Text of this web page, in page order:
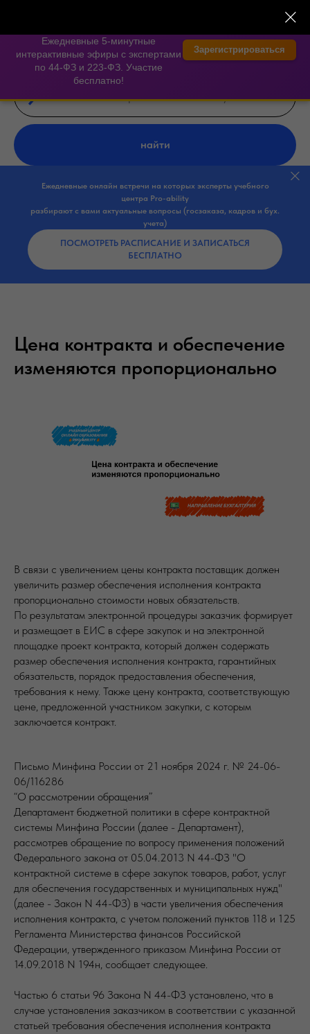
×
Ежедневные 5-минутные
интерактивные эфиры с экспертами
по 44-ФЗ и 223-ФЗ. Участие
бесплатно!
Зарегистрироваться
найти
Ежедневные онлайн встречи на которых эксперты учебного
центра Pro-ability
разбирают с вами актуальные вопросы (госзаказа, кадров и бух.
учета)
ПОСМОТРЕТЬ РАСПИСАНИЕ И ЗАПИСАТЬСЯ
БЕСПЛАТНО
Цена контракта и обеспечение
изменяются пропорционально
В связи с увеличением цены контракта поставщик должен
увеличить размер обеспечения исполнения контракта
пропорционально стоимости новых обязательств.
По результатам электронной процедуры заказчик формирует
и размещает в ЕИС в сфере закупок и на электронной
площадке проект контракта, который должен содержать
размер обеспечения исполнения контракта, гарантийных
обязательств, порядок предоставления обеспечения,
требования к нему. Также цену контракта, соответствующую
цене, предложенной участником закупки, с которым
заключается контракт.
Письмо Минфина России от 21 ноября 2024 г. № 24-06-
06/116286
“О рассмотрении обращения”
Департамент бюджетной политики в сфере контрактной
системы Минфина России (далее - Департамент),
рассмотрев обращение по вопросу применения положений
Федерального закона от 05.04.2013 N 44-ФЗ "О
контрактной системе в сфере закупок товаров, работ, услуг
для обеспечения государственных и муниципальных нужд"
(далее - Закон N 44-ФЗ) в части увеличения обеспечения
исполнения контракта, с учетом положений пунктов 118 и 125
Регламента Министерства финансов Российской
Федерации, утвержденного приказом Минфина России от
14.09.2018 N 194н, сообщает следующее.
Частью 6 статьи 96 Закона N 44-ФЗ установлено, что в
случае установления заказчиком в соответствии с указанной
статьей требования обеспечения исполнения контракта